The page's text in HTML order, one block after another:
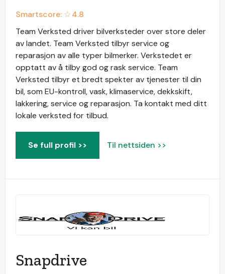
Smartscore: ☆4.8
Team Verksted driver bilverksteder over store deler
av landet. Team Verksted tilbyr service og
reparasjon av alle typer bilmerker. Verkstedet er
opptatt av å tilby god og rask service. Team
Verksted tilbyr et bredt spekter av tjenester til din
bil, som EU-kontroll, vask, klimaservice, dekkskift,
lakkering, service og reparasjon. Ta kontakt med ditt
lokale verksted for tilbud.
Se full profil >> Til nettsiden >>
Snapdrive